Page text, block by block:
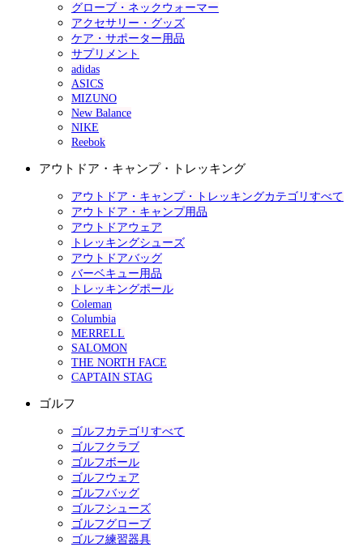
グローブ・ネックウォーマー
アクセサリー・グッズ
ケア・サポーター用品
サプリメント
adidas
ASICS
MIZUNO
New Balance
NIKE
Reebok
アウトドア・キャンプ・トレッキング
アウトドア・キャンプ・トレッキングカテゴリすべて
アウトドア・キャンプ用品
アウトドアウェア
トレッキングシューズ
アウトドアバッグ
バーベキュー用品
トレッキングポール
Coleman
Columbia
MERRELL
SALOMON
THE NORTH FACE
CAPTAIN STAG
ゴルフ
ゴルフカテゴリすべて
ゴルフクラブ
ゴルフボール
ゴルフウェア
ゴルフバッグ
ゴルフシューズ
ゴルフグローブ
ゴルフ練習器具